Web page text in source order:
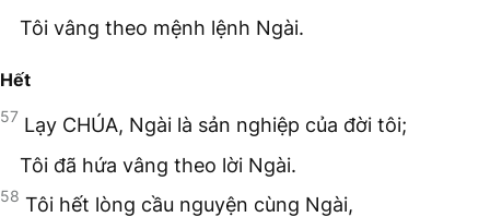
Tôi vâng theo mệnh lệnh Ngài.
Hết
57 Lạy CHÚA, Ngài là sản nghiệp của đời tôi;
Tôi đã hứa vâng theo lời Ngài.
58 Tôi hết lòng cầu nguyện cùng Ngài,